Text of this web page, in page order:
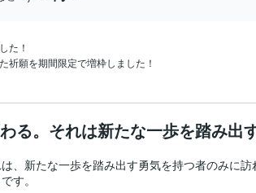
た！
祈願を期間限定で増枠しました！
る。それは新たな一歩を踏み出
、新たな一歩を踏み出す勇気を持つ者のみに訪
す。